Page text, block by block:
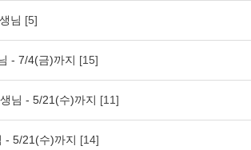
님 [5]
- 7/4(금)까지 [15]
님 - 5/21(수)까지 [11]
- 5/21(수)까지 [14]